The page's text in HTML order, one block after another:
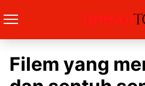
Filem yang